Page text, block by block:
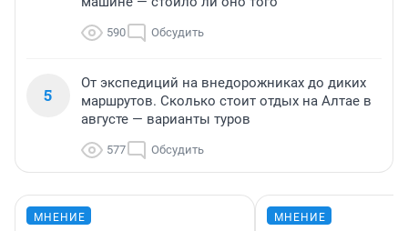
590 Обсудить
5
От экспедиций на внедорожниках до диких
маршрутов. Сколько стоит отдых на Алтае в
августе — варианты туров
577 Обсудить
МНЕНИЕ МНЕНИЕ